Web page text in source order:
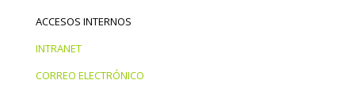
ACCESOS INTERNOS
INTRANET
CORREO ELECTRÓNICO